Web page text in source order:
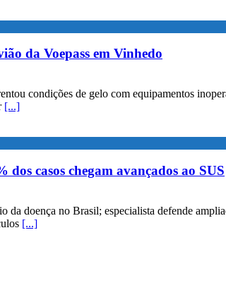
da Voepass em Vinhedo
condições de gelo com equipamentos
[...]
dos casos chegam avançados ao SUS
da doença no Brasil; especialista defende
[...]